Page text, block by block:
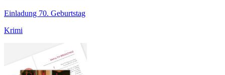
Einladung 70. Geburtstag
Krimi